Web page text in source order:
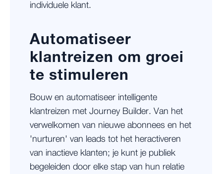
individuele klant.
Automatiseer
klantreizen om groei
te stimuleren
Bouw en automatiseer intelligente
klantreizen met Journey Builder. Van het
verwelkomen van nieuwe abonnees en het
'nurturen' van leads tot het heractiveren
van inactieve klanten; je kunt je publiek
begeleiden door elke stap van hun relatie